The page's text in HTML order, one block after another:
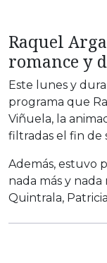
Raquel
romance y
Este lunes y
programa que
Viñuela, la
filtradas el fin de
Además, estuvo
nada más y
Quintrala,